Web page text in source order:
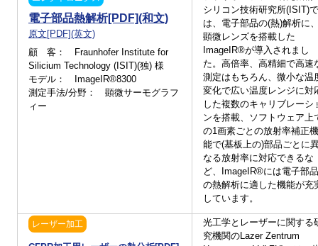
のサーモグラフィの活用：再生可能エネルギーの高効率化と安
全 開催
開催日程： ① 2022年11月10日(木) 18:00～20:00(日本時間) ②
2022年11月11日(金) 06:00～08:00(日本時間)
詳細、お申込み方法等はこちら からご覧ください。
2022年10月： 無料Webinar(英語) -非破壊・非接触、効率的
な材料試験 開催
開催日程： ① 2022年10月26日(水) 22:00～23:30(日本時間) ②
2022年10月27日(木) 05:00～06:30(早朝)(日本時間)
からご覧ください。
2022年 6月： 新モデルをリリース！小型ズームサーモグラフ
InfraTecのImageIR®シリーズに新モデルが登場。7.5倍光学ズームレ
ンズ搭載、フルレンジ放射温度較正仕様でどんな画角でも±2%の高
精度で温度測定できます。さらに、ドローン搭載用途などに適した
電子部品熱解析[PDF](和文)
原文[PDF](英文)
顧 客： Fraunhofer Institute for
Silicium Technology (ISIT)(独) 様
モデル： ImageIR®8300
測定手法/分野： 顕微サーモグラフ
ィー
シリコン技術研究所(ISIT)で
は、電子部品の(熱)解析に
顕微レンズを搭載した
ImageIR®が導入されまし
た。高倍率、高精細で高速
測定はもちろん、微小な温
変化で広い温度レンジに対
した複数のキャリブレーシ
ンを搭載、ソフトウェア上
の1画素ごとの放射率補正機
能で(基板上の)部品ごとに
なる放射率に対応できるな
ど、ImageIR®には電子部品
の熱解析に適した機能が充
しています。
レーザー加工
光工学とレーザーに関する
究機関のLazer Zentrum